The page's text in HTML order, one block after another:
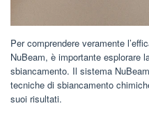
Per comprendere veramente
NuBeam, è importante esplorare
sbiancamento. Il sistema
tecniche di sbiancamento
suoi risultati.